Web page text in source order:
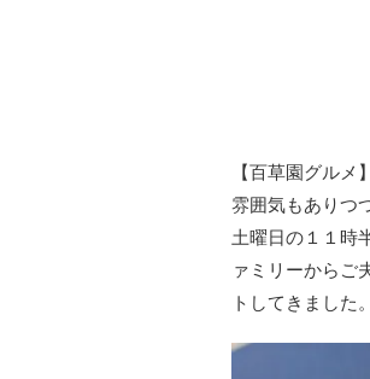
【百草園グル
雰囲気もありつ
土曜日の１１時
ァミリーからご
トしてきました。